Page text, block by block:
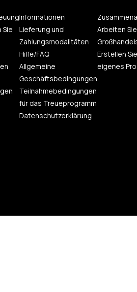
Sie
Informationen
Lieferung und
Zahlungsmodalitäten
Hilfe/FAQ
Allgemeine
Geschäftsbedingungen
Teilnahmebedingungen
für das Treueprogramm
Datenschutzerklärung
Arbeiten
Erstellen
eigenes